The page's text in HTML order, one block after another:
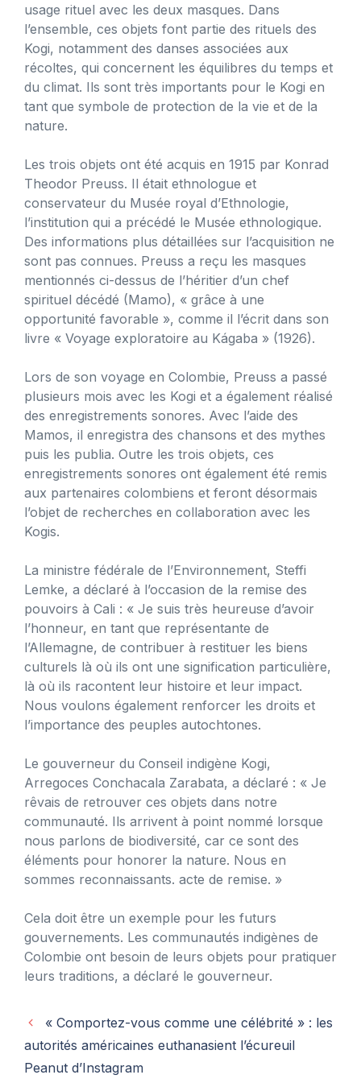
usage rituel avec les deux masques. Dans
l’ensemble, ces objets font partie des rituels des
Kogi, notamment des danses associées aux
récoltes, qui concernent les équilibres du temps et
du climat. Ils sont très importants pour le Kogi en
tant que symbole de protection de la vie et de la
nature.
Les trois objets ont été acquis en 1915 par Konrad
Theodor Preuss. Il était ethnologue et
conservateur du Musée royal d’Ethnologie,
l’institution qui a précédé le Musée ethnologique.
Des informations plus détaillées sur l’acquisition ne
sont pas connues. Preuss a reçu les masques
mentionnés ci-dessus de l’héritier d’un chef
spirituel décédé (Mamo), « grâce à une
opportunité favorable », comme il l’écrit dans son
livre « Voyage exploratoire au Kágaba » (1926).
Lors de son voyage en Colombie, Preuss a passé
plusieurs mois avec les Kogi et a également réalisé
des enregistrements sonores. Avec l’aide des
Mamos, il enregistra des chansons et des mythes
puis les publia. Outre les trois objets, ces
enregistrements sonores ont également été remis
aux partenaires colombiens et feront désormais
l’objet de recherches en collaboration avec les
Kogis.
La ministre fédérale de l’Environnement, Steffi
Lemke, a déclaré à l’occasion de la remise des
pouvoirs à Cali : « Je suis très heureuse d’avoir
l’honneur, en tant que représentante de
l’Allemagne, de contribuer à restituer les biens
culturels là où ils ont une signification particulière,
là où ils racontent leur histoire et leur impact.
Nous voulons également renforcer les droits et
l’importance des peuples autochtones.
Le gouverneur du Conseil indigène Kogi,
Arregoces Conchacala Zarabata, a déclaré : « Je
rêvais de retrouver ces objets dans notre
communauté. Ils arrivent à point nommé lorsque
nous parlons de biodiversité, car ce sont des
éléments pour honorer la nature. Nous en
sommes reconnaissants. acte de remise. »
Cela doit être un exemple pour les futurs
gouvernements. Les communautés indigènes de
Colombie ont besoin de leurs objets pour pratiquer
leurs traditions, a déclaré le gouverneur.
« Comportez-vous comme une célébrité » : les
autorités américaines euthanasient l’écureuil
Peanut d’Instagram